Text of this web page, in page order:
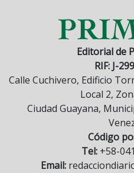
Editorial de
RIF: J-
Calle Cuchivero, Edificio
Local 2,
Ciudad Guayana,
Código
Tel:+58-
Email: